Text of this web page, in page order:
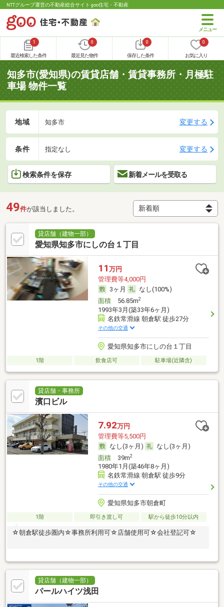
NTTグループ運営の不動産総合サイト goo住宅・不動産
1
最近検索した条件
0
最近見た物件
0
保存した条件
0
お気に入り
知多市(愛知県)の賃貸店舗・賃貸事務所・月極駐
車場 物件一覧
地域 知多市 変更する
条件 指定なし 変更する
検索条件を保存 新着メールを受取る
49件が該当しました。
貸店舗（建物一部）
愛知県知多市にしの台１丁目
11 万円
管理費等4,000円
3ヶ月
なし(100%)
面積56.85m2
1993年3月(築33年6ヶ月)
名鉄常滑線 朝倉駅 徒歩27分
その他の交通
愛知県知多市にしの台１丁目
1階 飲食店可 駐車場(近隣含)
貸店舗・事務所
濱口ビル
7.92万円
管理費等5,500円
なし(3ヶ月)
なし(3ヶ月)
面積39m2
1980年1月(築46年8ヶ月)
名鉄常滑線 朝倉駅 徒歩9分
その他の交通
愛知県知多市朝倉町
1階 即引き渡し可 駅から徒歩10分以内
☆朝倉駅徒歩圏内☆事務所利用可☆店舗使用可☆会社登記可☆
貸店舗（建物一部）
パールハイツ浅田